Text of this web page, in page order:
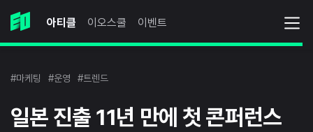
아티클 이오스쿨 이벤트
#마케팅 #운영 #트렌드
일본 진출 11년 만에 첫 콘퍼런스